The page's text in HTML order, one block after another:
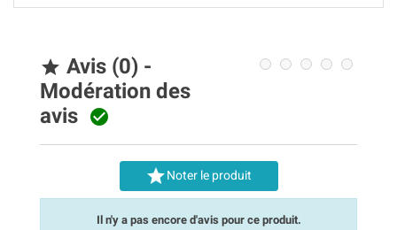
 Avis (0) -
Modération des
avis 
Noter le produit
Il n'y a pas encore d'avis pour ce produit.